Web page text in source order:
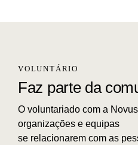
VOLUNTÁRIO
Faz parte da
O voluntariado com a
organizações e equipas
se relacionarem com as